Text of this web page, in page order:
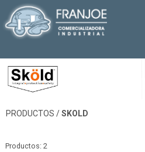
PRODUCTOS /SKOLD
Productos: 2